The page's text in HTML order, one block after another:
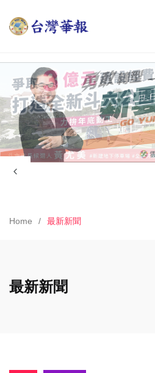
Home 最新新聞
最新新聞